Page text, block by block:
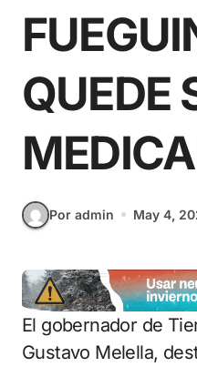
QUEDE
Por admin May 4,
El gobernador de Tierra del Fuego AIAS,
Gustavo Melella,